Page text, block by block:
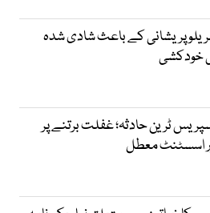
پریشانی کے باعث شادی شدہ
خودکشی
ٹرین حادثہ؛ غفلت برتنے پر
اسسٹنٹ معطل